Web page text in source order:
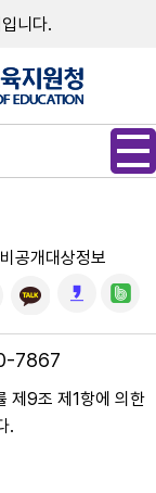
니다.
비공개대상정보
7867
제9조 제1항에 의한
.